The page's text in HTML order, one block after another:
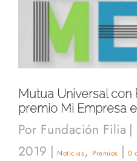
Mutua Universal con
premio Mi Empresa
Por Fundación Filia |
2019 | Noticias, Premios | 0